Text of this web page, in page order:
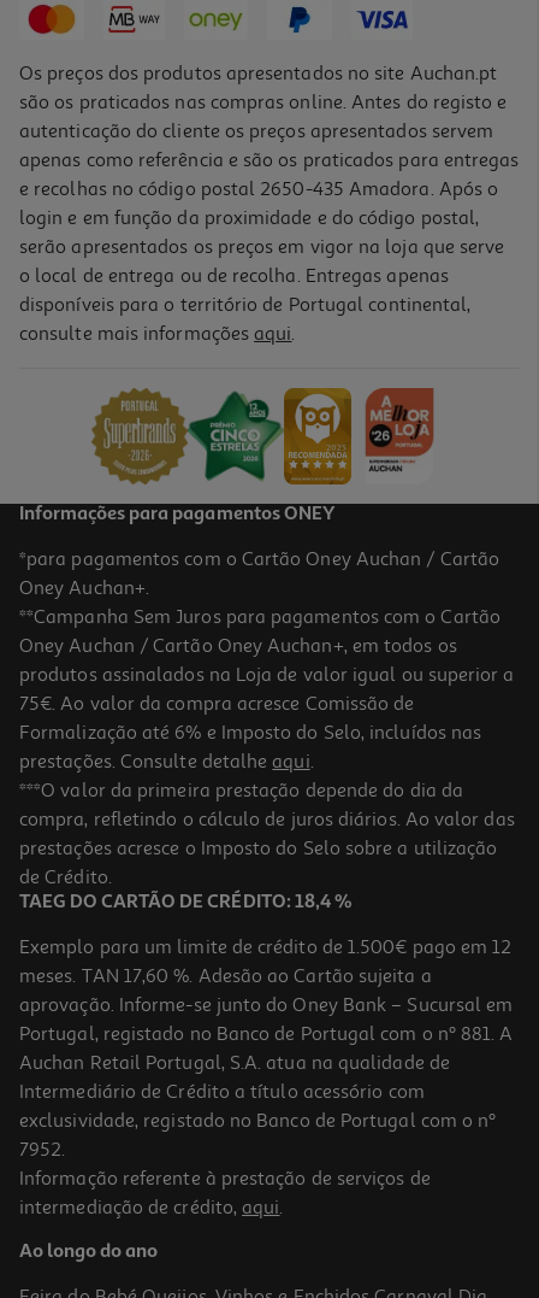
Os preços dos produtos apresentados no site Auchan.pt
são os praticados nas compras online. Antes do registo e
autenticação do cliente os preços apresentados servem
apenas como referência e são os praticados para entregas
e recolhas no código postal 2650-435 Amadora. Após o
login e em função da proximidade e do código postal,
serão apresentados os preços em vigor na loja que serve
o local de entrega ou de recolha. Entregas apenas
disponíveis para o território de Portugal continental,
consulte mais informações aqui.
Informações para pagamentos ONEY
*para pagamentos com o Cartão Oney Auchan / Cartão
Oney Auchan+.
**Campanha Sem Juros para pagamentos com o Cartão
Oney Auchan / Cartão Oney Auchan+, em todos os
produtos assinalados na Loja de valor igual ou superior a
75€. Ao valor da compra acresce Comissão de
Formalização até 6% e Imposto do Selo, incluídos nas
prestações. Consulte detalhe aqui.
***O valor da primeira prestação depende do dia da
compra, refletindo o cálculo de juros diários. Ao valor das
prestações acresce o Imposto do Selo sobre a utilização
de Crédito.
TAEG DO CARTÃO DE CRÉDITO: 18,4 %
Exemplo para um limite de crédito de 1.500€ pago em 12
meses. TAN 17,60 %. Adesão ao Cartão sujeita a
aprovação. Informe-se junto do Oney Bank – Sucursal em
Portugal, registado no Banco de Portugal com o nº 881. A
Auchan Retail Portugal, S.A. atua na qualidade de
Intermediário de Crédito a título acessório com
exclusividade, registado no Banco de Portugal com o nº
7952.
Informação referente à prestação de serviços de
intermediação de crédito, aqui.
Ao longo do ano